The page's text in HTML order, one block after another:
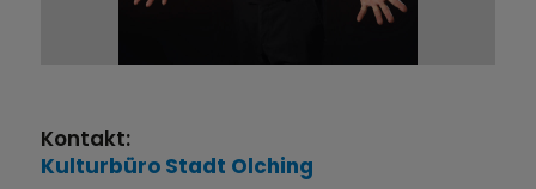
Kontakt:
Kulturbüro Stadt Olching